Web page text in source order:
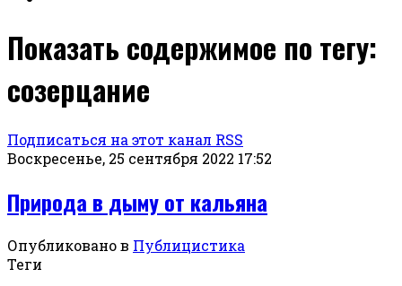
Показать содержимое по тегу:
созерцание
Подписаться на этот канал RSS
Воскресенье, 25 сентября 2022 17:52
Природа в дыму от кальяна
Опубликовано в Публицистика
Теги